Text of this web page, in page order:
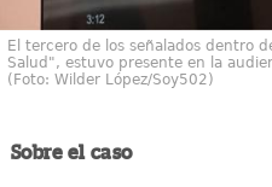
El tercero de los señalados dentro
Salud", estuvo presente en la
(Foto: Wilder López/Soy502)
Sobre el caso